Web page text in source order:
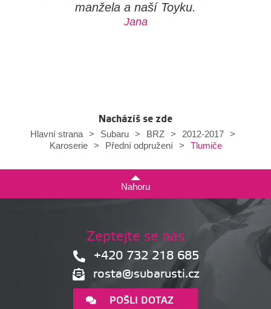
manžela a naší Toyku.
Jana
Nacházíš se zde
Hlavní strana
> Subaru > BRZ > 2012-2017
>
Karoserie
> Přední odpružení > Tlumiče
Nahoru
Zeptejte se nás
+420 732 218 685
rosta@subarusti.cz
POŠLI DOTAZ